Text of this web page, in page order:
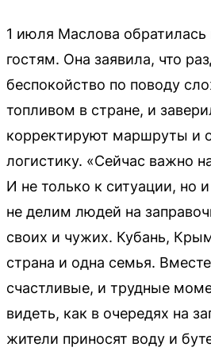
1 июля Маслова обратилась
гостям. Она заявила, что
беспокойство по поводу
топливом в стране, и
корректируют маршруты и
логистику. «Сейчас важно
И не только к ситуации, но
не делим людей на
своих и чужих. Кубань,
страна и одна семья.
счастливые, и трудные
видеть, как в очередях на
жители приносят воду и